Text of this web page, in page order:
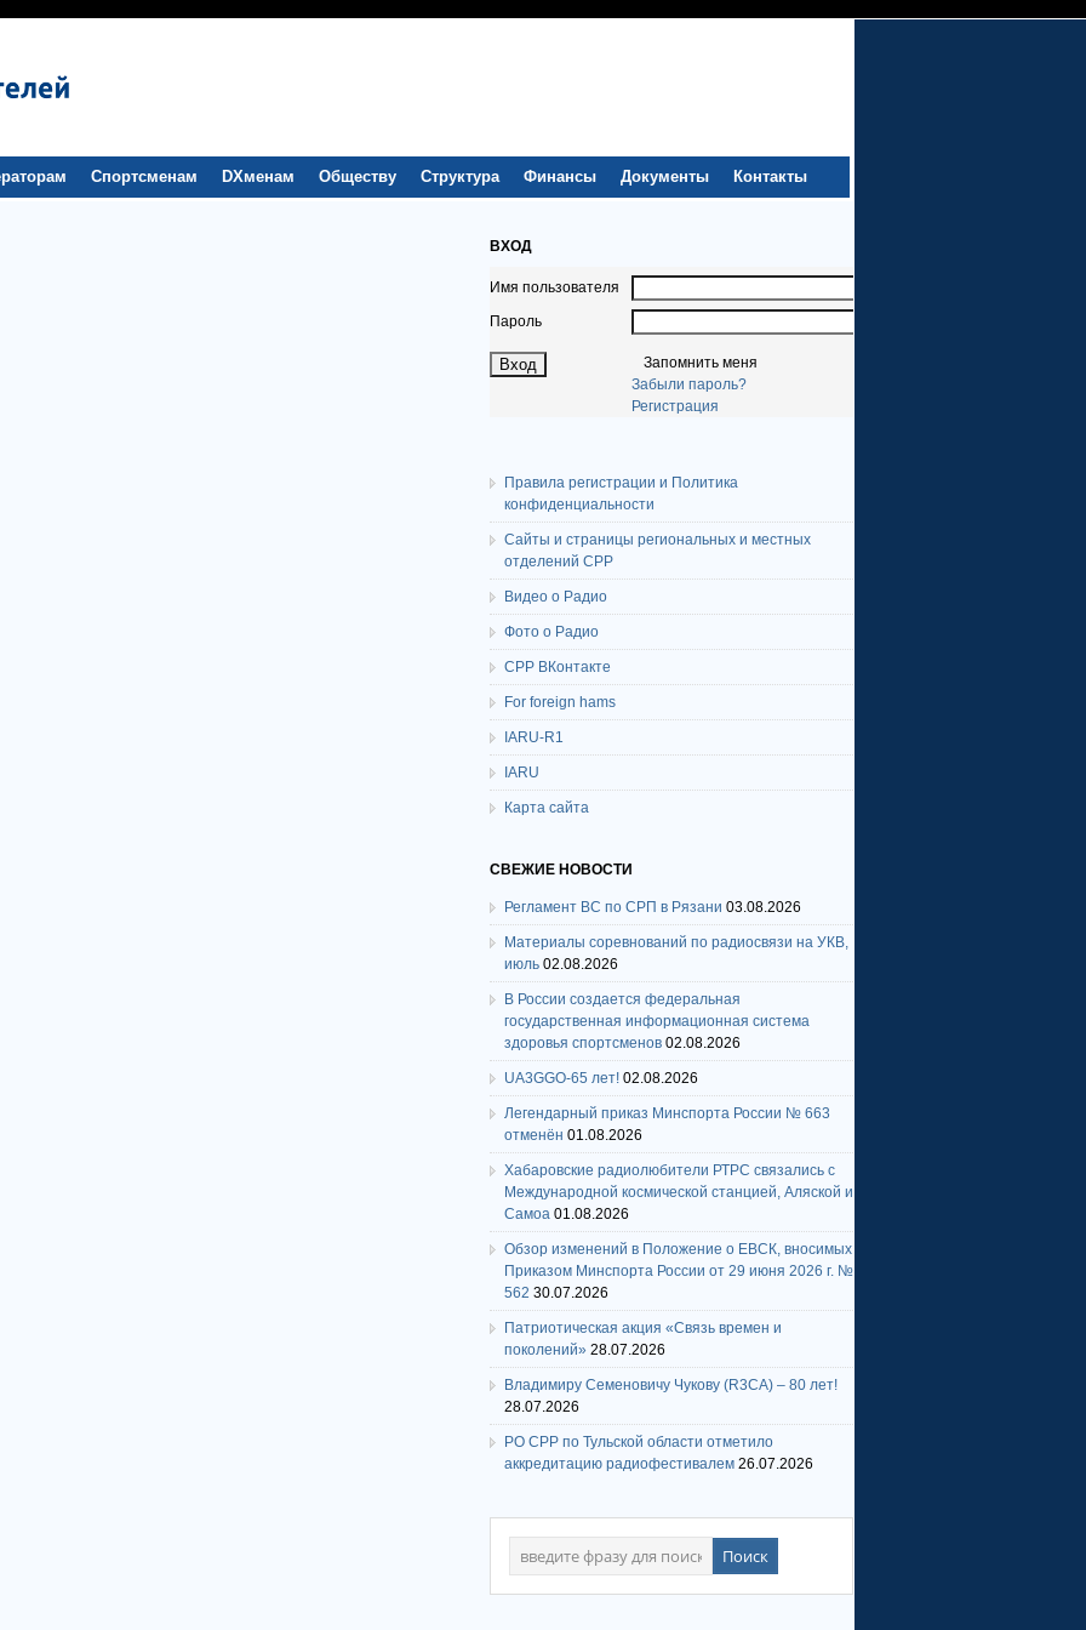
Спортсменам DXменам Обществу Структура Финансы Документы Контакты
ВХОД
Имя пользователя
Пароль
Запомнить меня
Забыли пароль?
Регистрация
Правила регистрации и Политика
конфиденциальности
Сайты и страницы региональных и местных
отделений СРР
Видео о Радио
Фото о Радио
СРР ВКонтакте
For foreign hams
IARU-R1
IARU
Карта сайта
СВЕЖИЕ НОВОСТИ
Регламент ВС по СРП в Рязани 03.08.2026
Материалы соревнований по радиосвязи на УКВ,
июль 02.08.2026
В России создается федеральная
государственная информационная система
здоровья спортсменов 02.08.2026
UA3GGO-65 лет! 02.08.2026
Легендарный приказ Минспорта России № 663
отменён 01.08.2026
Хабаровские радиолюбители РТРС связались с
Международной космической станцией, Аляской и
Самоа 01.08.2026
Обзор изменений в Положение о ЕВСК, вносимых
Приказом Минспорта России от 29 июня 2026 г. №
562 30.07.2026
Патриотическая акция «Связь времен и
поколений» 28.07.2026
Владимиру Семеновичу Чукову (R3CA) – 80 лет!
28.07.2026
РО СРР по Тульской области отметило
аккредитацию радиофестивалем 26.07.2026